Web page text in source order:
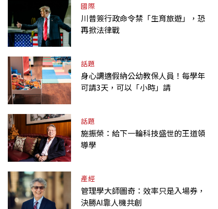
國際
川普簽行政命令禁「生育旅遊」，恐
再掀法律戰
話題
身心調適假納公幼教保人員！每學年
可請3天，可以「小時」請
話題
施振榮：給下一輪科技盛世的王道領
導學
產經
管理學大師圖奇：效率只是入場券，
決勝AI靠人機共創